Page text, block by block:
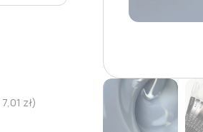
7,01 zł)